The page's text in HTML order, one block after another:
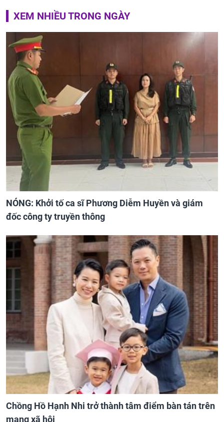
XEM NHIỀU TRONG NGÀY
NÓNG: Khởi tố ca sĩ Phương Diễm Huyền và giám
đốc công ty truyền thông
Chồng Hồ Hạnh Nhi trở thành tâm điểm bàn tán trên
mạng xã hội